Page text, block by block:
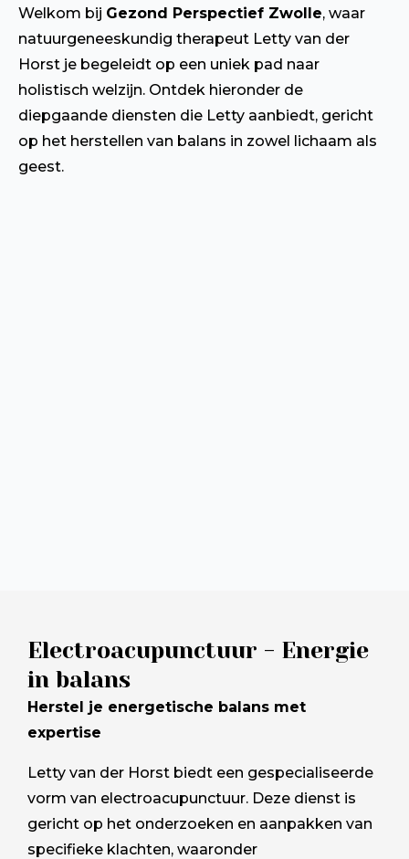
Welkom bij Gezond Perspectief Zwolle, waar
natuurgeneeskundig therapeut Letty van der
Horst je begeleidt op een uniek pad naar
holistisch welzijn. Ontdek hieronder de
diepgaande diensten die Letty aanbiedt, gericht
op het herstellen van balans in zowel lichaam als
geest.
Electroacupunctuur - Energie
in balans
Herstel je energetische balans met
expertise
Letty van der Horst biedt een gespecialiseerde
vorm van electroacupunctuur. Deze dienst is
gericht op het onderzoeken en aanpakken van
specifieke klachten, waaronder